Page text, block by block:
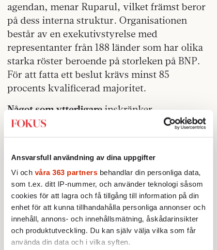
Ansvarsfull användning av dina uppgifter
Vi och våra 363 partners behandlar din personliga data,
som t.ex. ditt IP-nummer, och använder teknologi såsom
cookies för att lagra och få tillgång till information på din
enhet för att kunna tillhandahålla personliga annonser och
innehåll, annons- och innehållsmätning, åskådarinsikter
och produktutveckling. Du kan själv välja vilka som får
använda din data och i vilka syften.
agendan, menar Ruparul, vilket främst beror
på dess interna struktur. Organisationen
består av en exekutivstyrelse med
representanter från 188 länder som har olika
starka röster beroende på storleken på BNP.
För att fatta ett beslut krävs minst 85
procents kvalificerad majoritet.
Något som ytterligare inskränker
flexibiliteten är regeln att IMF bara kan gå
med på att ge stödlån till länder om det finns
utveckling inom ett år. Detta gör det omöjligt
att acceptera mer långsiktiga program som
får skonsammare konsekvenser för
befolkningen. IMF:s huvudsakliga mål är att
stabilisera de internationella marknaderna.
Kommissionen som har störst politisk makt i